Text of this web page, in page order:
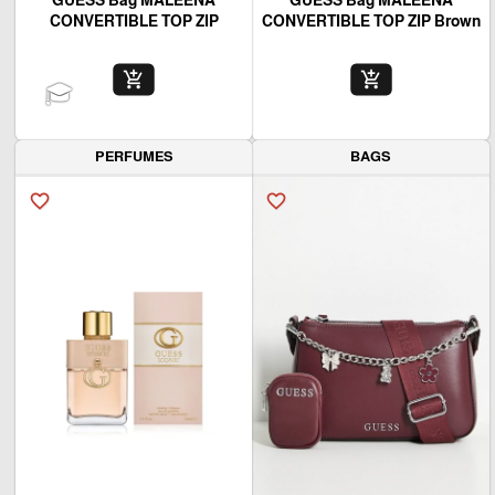
CONVERTIBLE TOP ZIP Brown
add_shopping_cart
CONVERTIBLE TOP ZIP
add_shopping_cart
BAGS
favorite_border
PERFUMES
favorite_border